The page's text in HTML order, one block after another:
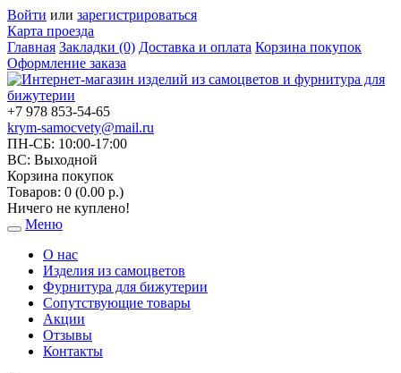
Войти или зарегистрироваться
Карта проезда
Главная Закладки (0) Доставка и оплата Корзина покупок
Оформление заказа
+7 978 853-54-65
krym-samocvety@mail.ru
ПН-СБ: 10:00-17:00
ВС: Выходной
Корзина покупок
Товаров: 0 (0.00 р.)
Ничего не куплено!
Toggle
navigation
Меню
О нас
Изделия из самоцветов
Фурнитура для бижутерии
Сопутствующие товары
Акции
Отзывы
Контакты